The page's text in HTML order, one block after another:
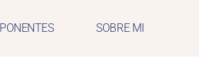
PONENTES SOBRE MI